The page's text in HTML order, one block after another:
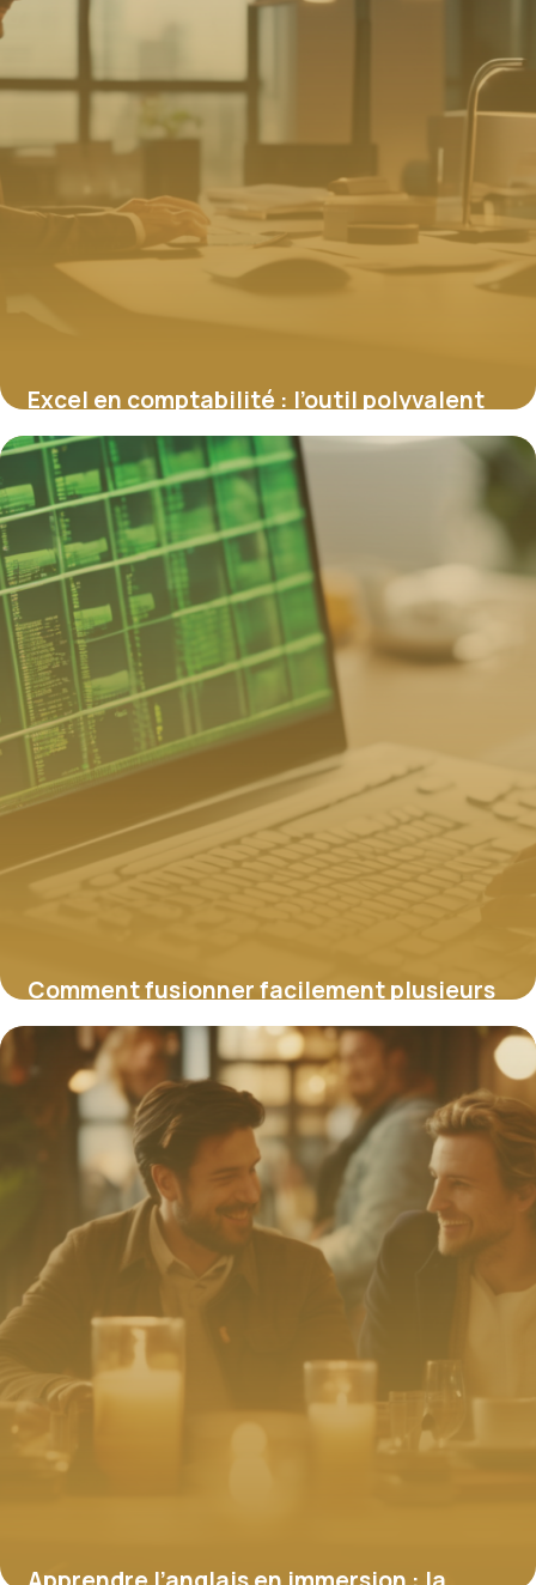
Excel en comptabilité : l’outil polyvalent
pour gérer votre finance d’entreprise
29 janvier 2026
Comment fusionner facilement plusieurs
fichiers Excel pour analyser toutes vos
données
22 janvier 2026